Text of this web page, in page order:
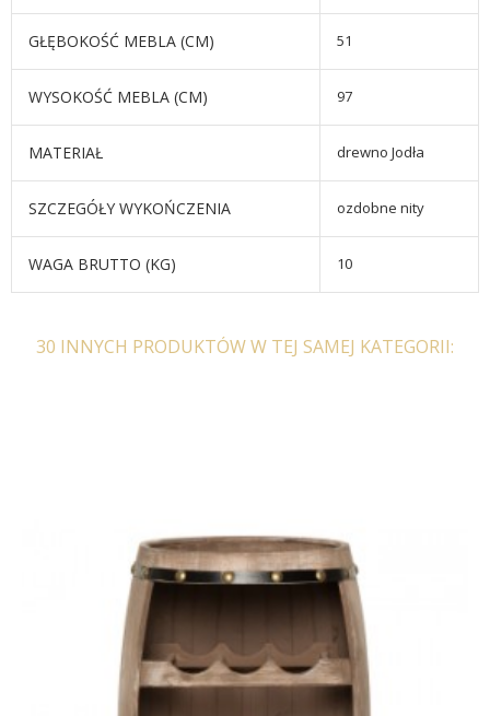
GŁĘBOKOŚĆ MEBLA (CM) 51
WYSOKOŚĆ MEBLA (CM) 97
MATERIAŁ drewno Jodła
SZCZEGÓŁY WYKOŃCZENIA ozdobne nity
WAGA BRUTTO (KG) 10
30 INNYCH PRODUKTÓW W TEJ SAMEJ KATEGORII: